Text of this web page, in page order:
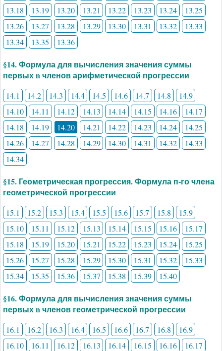
13.18
13.19 13.20 13.21 13.22 13.23 13.24
13.25
13.26
13.27 13.28 13.29 13.30 13.31 13.32
13.33
13.34
13.35 13.36
§14. Формула для вычисления значения суммы
первых n членов арифметической прогрессии
14.1 14.2 14.3 14.4 14.5 14.6 14.7 14.8
14.9
14.10
14.11 14.12 14.13 14.14 14.15 14.16
14.17
14.18
14.19 14.20 14.21 14.22 14.23 14.24
14.25
14.26
14.27 14.28 14.29 14.30 14.31 14.32
14.33
14.34
§15. Геометрическая прогрессия. Формула п-го члена
геометрической прогрессии
15.1 15.2 15.3 15.4 15.5 15.6 15.7 15.8
15.9
15.10
15.11 15.12 15.13 15.14 15.15 15.16
15.17
15.18
15.19 15.20 15.21 15.22 15.23 15.24
15.25
15.26
15.27 15.28 15.29 15.30 15.31 15.32
15.33
15.34
15.35 15.36 15.37 15.38 15.39 15.40
§16. Формула для вычисления значения суммы
первых n членов геометрической прогрессии
16.1 16.2 16.3 16.4 16.5 16.6 16.7 16.8
16.9
16.10
16.11 16.12 16.13 16.14 16.15 16.16
16.17